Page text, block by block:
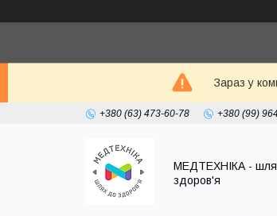
Зараз у
+380 (63) 473-60-78 +380 (99)
МЕДТЕХНІКА -
здоров'я